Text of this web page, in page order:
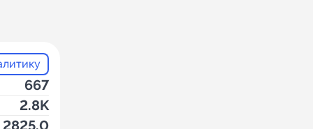
667
2.8K
2825.0